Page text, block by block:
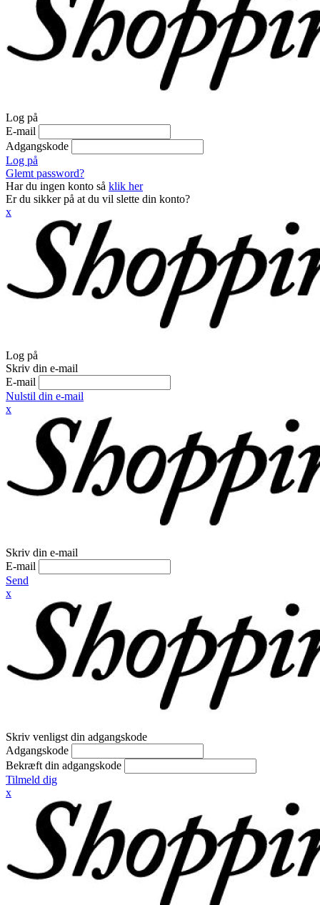
Log på
E-mail
Adgangskode
Log på
Glemt password?
Har du ingen konto så klik her
Er du sikker på at du vil slette din konto?
x
Log på
Skriv din e-mail
E-mail
Nulstil din e-mail
x
Skriv din e-mail
E-mail
Send
x
Skriv venligst din adgangskode
Adgangskode
Bekræft din adgangskode
Tilmeld dig
x